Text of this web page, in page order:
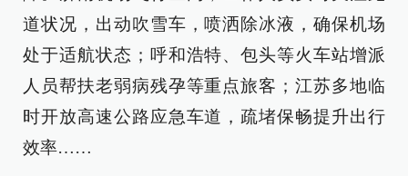
道状况，出动吹雪车，喷洒除冰液，确保机场
处于适航状态；呼和浩特、包头等火车站增派
人员帮扶老弱病残孕等重点旅客；江苏多地临
时开放高速公路应急车道，疏堵保畅提升出行
效率……